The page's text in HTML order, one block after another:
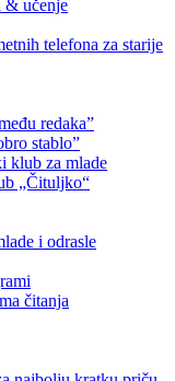
& učenje
telefona za starije
redaka”
stablo”
klub za mlade
„Čituljko“
i odrasle
čitanja